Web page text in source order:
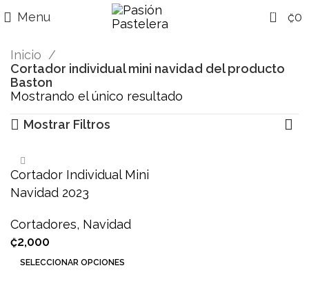
Menu 0 ₡0
Inicio
Cortador individual mini navidad del producto
Baston
Mostrando el único resultado
Mostrar Filtros
Cortador Individual Mini
Navidad 2023
Cortadores, Navidad
₡2,000
SELECCIONAR OPCIONES